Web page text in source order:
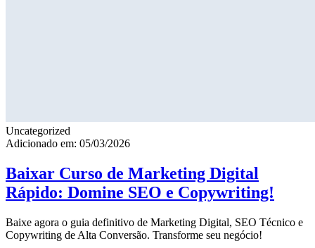
Uncategorized
Adicionado em: 05/03/2026
Baixar Curso de Marketing Digital
Rápido: Domine SEO e Copywriting!
Baixe agora o guia definitivo de Marketing Digital, SEO Técnico e
Copywriting de Alta Conversão. Transforme seu negócio!